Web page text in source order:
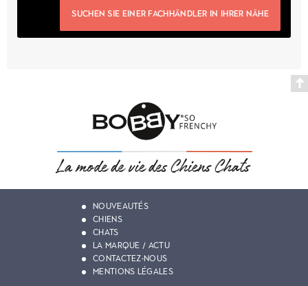
SUCHEN SIE EINER FACHHÄNDLER IN IHRER NÄHE
NOUVEAUTÉS
CHIENS
CHATS
LA MARQUE / ACTU
CONTACTEZ-NOUS
MENTIONS LÉGALES